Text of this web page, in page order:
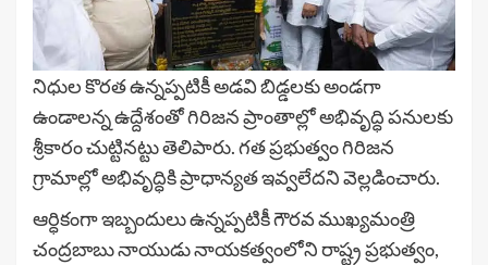
నిధుల కొరత ఉన్నప్పటికీ అడవి బిడ్డలకు అండగా
ఉండాలన్న ఉద్దేశంతో గిరిజన ప్రాంతాల్లో అభివృద్ధి పనులకు
శ్రీకారం చుట్టినట్టు తెలిపారు. గత ప్రభుత్వం గిరిజన
గ్రామాల్లో అభివృద్ధికి ప్రాధాన్యత ఇవ్వలేదని వెల్లడించారు.
ఆర్ధికంగా ఇబ్బందులు ఉన్నప్పటికీ గౌరవ ముఖ్యమంత్రి
చంద్రబాబు నాయుడు నాయకత్వంలోని రాష్ట్ర ప్రభుత్వం,